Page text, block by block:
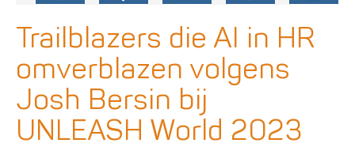
Trailblazers die AI in HR
omverblazen volgens
Josh Bersin bij
UNLEASH World 2023